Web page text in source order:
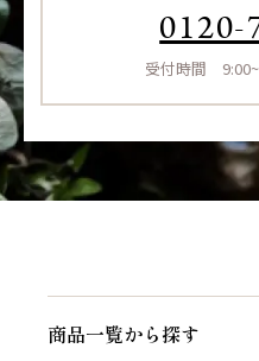
0120-
受付時間
商品一覧から探す